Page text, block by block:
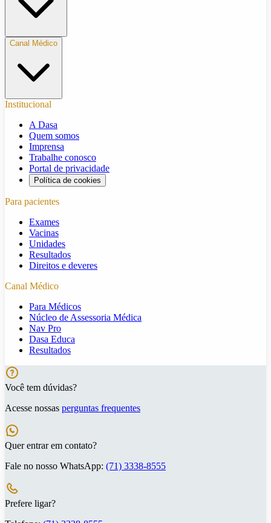
Canal Médico
Institucional
A Dasa
Quem somos
Imprensa
Trabalhe conosco
Portal de privacidade
Política de cookies
Para pacientes
Exames
Vacinas
Unidades
Resultados
Direitos e deveres
Canal Médico
Para Médicos
Núcleo de Assessoria Médica
Nav Pro
Dasa Educa
Resultados
Você tem dúvidas?
Acesse nossas perguntas frequentes
Quer entrar em contato?
Fale no nosso WhatsApp: (71) 3338-8555
Prefere ligar?